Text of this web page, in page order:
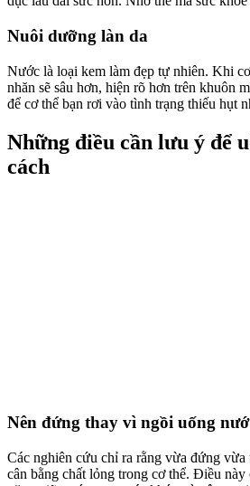
Nuôi dưỡng làn da
Nước là loại kem làm đẹp tự nhiên. Khi
nhăn sẽ sâu hơn, hiện rõ hơn trên khuôn
để cơ thể bạn rơi vào tình trạng thiếu hụt
Những điều cần lưu ý để
cách
Nên đứng thay vì ngồi uống
Các nghiên cứu chỉ ra rằng vừa đứng vừa
cân bằng chất lỏng trong cơ thể. Điều này